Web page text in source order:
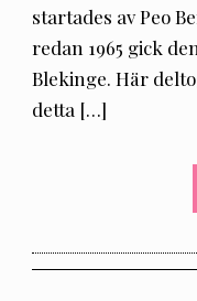
startades av Peo
redan 1965 gick
Blekinge. Här
detta […]